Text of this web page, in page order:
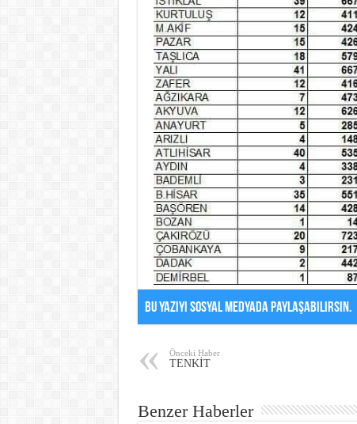
Bu Yazıyı Sosyal Medyada Paylaşabilirsin.
Önceki Haber
TENKİT
Benzer Haberler